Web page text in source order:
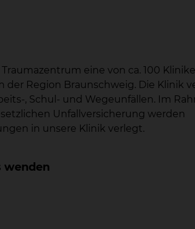
eine von ca. 100
Region Braunschweig. Die Klinik
, Schul- und Wegeunfällen. Im
Unfallversicherung werden
in unsere Klinik verlegt.
wenden